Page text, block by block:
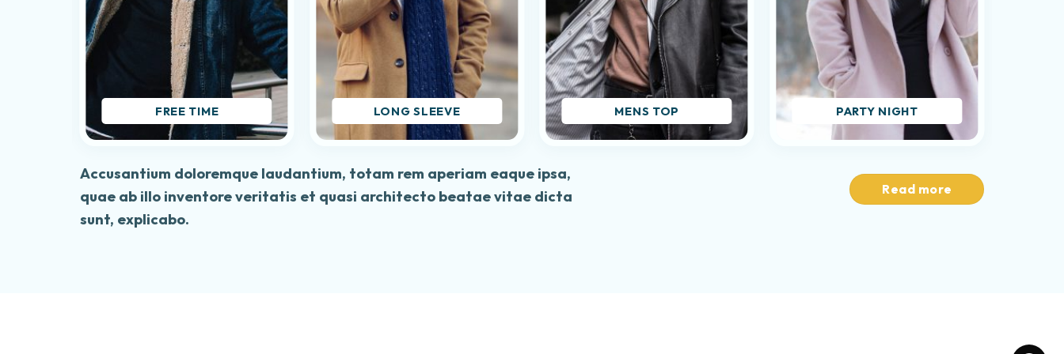
FREE TIME LONG SLEEVE MENS TOP PARTY NIGHT
Accusantium doloremque laudantium, totam rem aperiam eaque ipsa,
quae ab illo inventore veritatis et quasi architecto beatae vitae dicta
sunt, explicabo.
Read more